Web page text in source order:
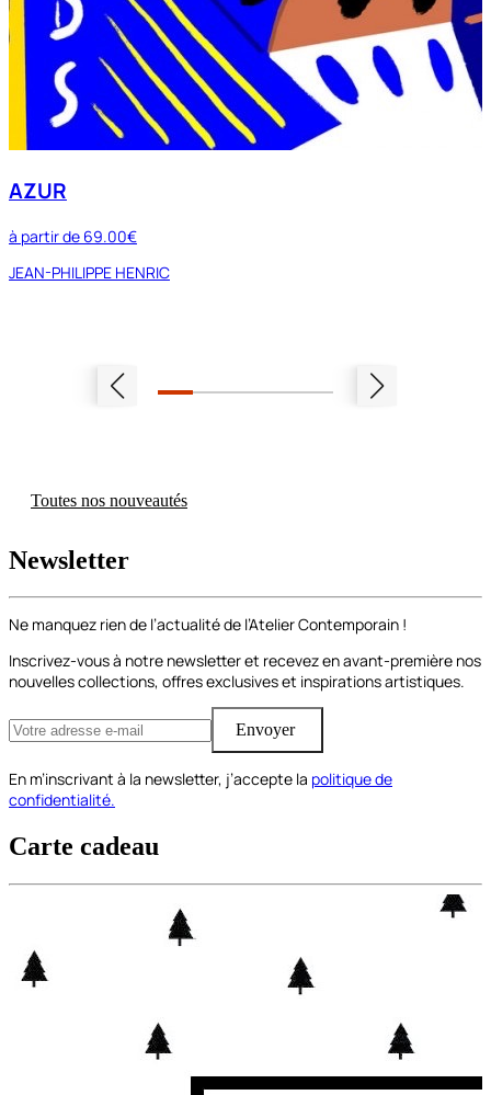
AZUR
à partir de 69.00€
JEAN-PHILIPPE HENRIC
Toutes nos nouveautés
Newsletter
Ne manquez rien de l’actualité de l’Atelier Contemporain !
Inscrivez-vous à notre newsletter et recevez en avant-première nos
nouvelles collections, offres exclusives et inspirations artistiques.
Envoyer
En m’inscrivant à la newsletter, j’accepte la politique de
confidentialité.
Carte cadeau